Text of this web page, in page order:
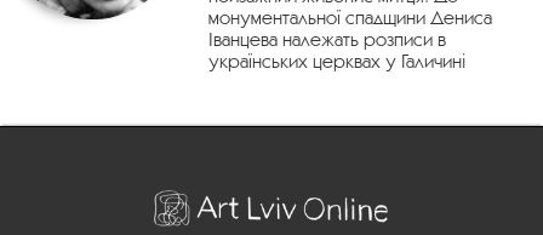
монументальної спадщини Дениса
Іванцева належать розписи в
українських церквах у Галичині